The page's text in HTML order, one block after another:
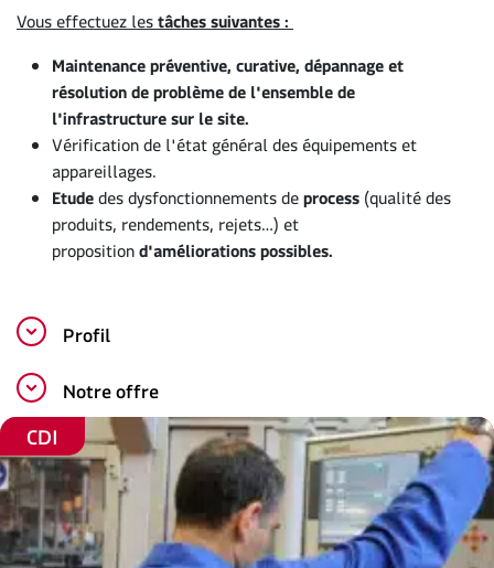
Vous effectuez lestâches suivantes :
Maintenance préventive, curative, dépannage et
résolution de problème de l'ensemble de
l'infrastructure sur le site.
Vérification de l'état général des équipements et
appareillages.
Etudedes dysfonctionnements deprocess(qualité des
produits, rendements, rejets…) et
propositiond'améliorations possibles.
Profil
Notre offre
CDI